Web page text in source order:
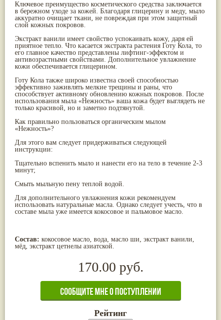
Ключевое преимущество косметического средства заключается
в бережном уходе за кожей. Благодаря глицерину и меду, мыло
аккуратно очищает ткани, не повреждая при этом защитный
слой кожных покровов.
Экстракт ванили имеет свойство успокаивать кожу, даря ей
приятное тепло. Что касается экстракта растения Готу Кола, то
его главное качество представлены лифтинг-эффектом и
антивозрастными свойствами. Дополнительное увлажнение
кожи обеспечивается глицерином.
Готу Кола также широко известна своей способностью
эффективно заживлять мелкие трещины и раны, что
способствует активному обновлению кожных покровов. После
использования мыла «Нежность» ваша кожа будет выглядеть не
только красивой, но и заметно подтянутой.
Как правильно пользоваться органическим мылом
«Нежность»?
Для этого вам следует придерживаться следующей
инструкции:
Тщательно вспенить мыло и нанести его на тело в течение 2-3
минут;
Смыть мыльную пену теплой водой.
Для дополнительного увлажнения кожи рекомендуем
использовать натуральные масла. Однако следует учесть, что в
составе мыла уже имеется кокосовое и пальмовое масло.
Состав: кокосовое масло, вода, масло ши, экстракт ванили,
мёд, экстракт цетнелы азиатской.
170.00 руб.
Рейтинг
Паслён черный(13)
Ипомея(12)
Коричник цейлонский(12)
Розовая соль(12)
Сверция(12)
Виноград(11)
Каменная соль(11)
Коровье молоко
Мукуна жгучая(11)
Ним(11)
Патала(11)
Перец чаба
Соссюрея/кушта(11)
Турпет(11)
Асафетида(10)
Тмин обыкновенный(10)
Ашока
Вишня гималайская(9)
Мурва(9)
Птерокарпус мешковидный(9)
Каранджа(8)
Касторовое масло(8)